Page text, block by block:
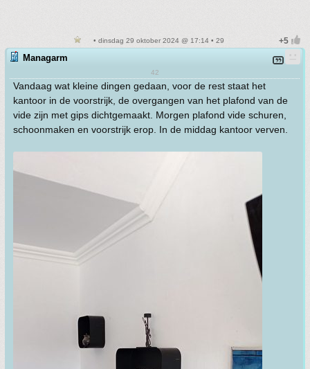
• dinsdag 29 oktober 2024 @ 17:14 • 29
Managarm
42
Vandaag wat kleine dingen gedaan, voor de rest staat het
kantoor in de voorstrijk, de overgangen van het plafond van de
vide zijn met gips dichtgemaakt. Morgen plafond vide schuren,
schoonmaken en voorstrijk erop. In de middag kantoor verven.